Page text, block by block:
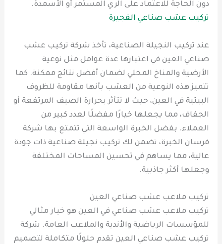
دون الحاجة للاعتماد على الري المستمر أو الأسمدة.
تركيب عشب صناعي الفجيرة
عند تركيب النجيلة الصناعية، تأخذ شركة تركيب عشب
صناعي العين في اعتبارها عدة عوامل مثل نوعية
الأرضية والمناخ المحلي لضمان أفضل نتائج ممكنة. كما
تتميز هذه النوعية من العشب بأنها مقاومة للظروف
البيئية في العين، حيث لا تتأثر بحرارة الصيف المرتفعة أو
الجفاف، مما يجعلها خيارًا مفضلًا لعدد كبير من
العملاء. بفضل الخبرة الواسعة التي تتمتع بها شركة
فرسان الخبرة، تضمن لك تركيب نجيلة صناعية ذات جودة
عالية، مما يساهم في تحسين المساحات المختلفة
وجعلها أكثر جاذبية.
تركيب ملاعب عشب صناعي العين
تركيب ملاعب عشب صناعي في العين هو خيار مثالي
للمؤسسات الرياضية والأندية والملاعب العامة. شركة
تركيب عشب صناعي العين تقدم حلولًا متكاملة لتصميم